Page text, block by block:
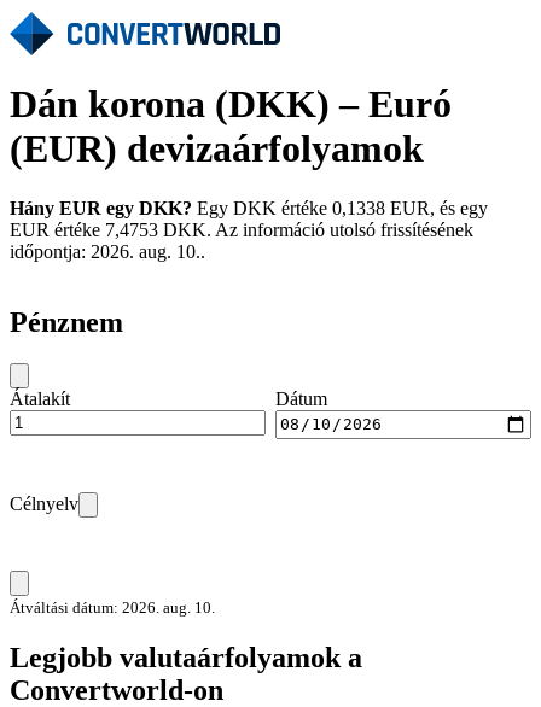
Dán korona (DKK) – Euró
(EUR) devizaárfolyamok
Hány EUR egy DKK? Egy DKK értéke 0,1338 EUR, és egy
EUR értéke 7,4753 DKK. Az információ utolsó frissítésének
időpontja: 2026. aug. 10..
Pénznem
Átalakít Dátum
Célnyelv
Átváltási dátum: 2026. aug. 10.
Legjobb valutaárfolyamok a
Convertworld-on